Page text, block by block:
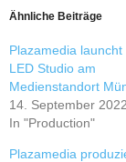
Ähnliche Beiträge
Plazamedia launcht
LED Studio am
Medienstandort
14. September 2022
In "Production"
Plazamedia